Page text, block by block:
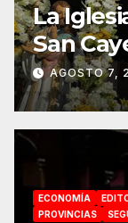
La
San
AGOSTO 7,
ECONOMÍA
PROVINCIAS